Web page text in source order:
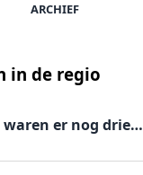
ARCHIEF
in de regio
waren er nog drie…